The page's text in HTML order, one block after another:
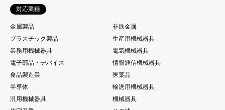
対応業種
金属製品
非鉄金属
プラスチック製品
生産用機械器具
業務用機械器具
電気機械器具
電子部品・デバイス
情報通信機械器具
食品製造業
医薬品
半導体
輸送用機械器具
汎用機械器具
機械器具